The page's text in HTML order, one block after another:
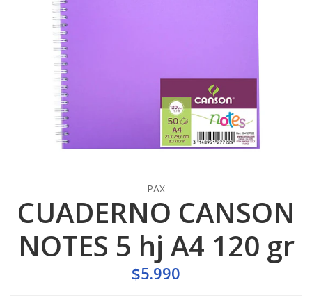
PAX
CUADERNO CANSON
NOTES 5 hj A4 120 gr
$5.990